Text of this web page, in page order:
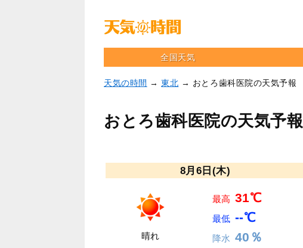
全国天気
天気の時間 →東北 → おとろ歯科医院の天気予報
おとろ歯科医院の天気予報
8月6日(木)
晴れ
最高 31℃
最低 --℃
降水 40％